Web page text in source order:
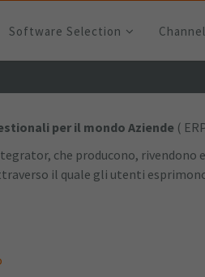
Software Selection
per il mondo Aziende (
che producono, rivendono
il quale gli utenti